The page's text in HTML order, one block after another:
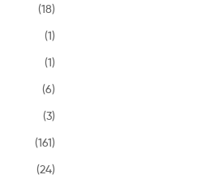
(18)
(1)
(1)
(6)
(3)
(161)
(24)